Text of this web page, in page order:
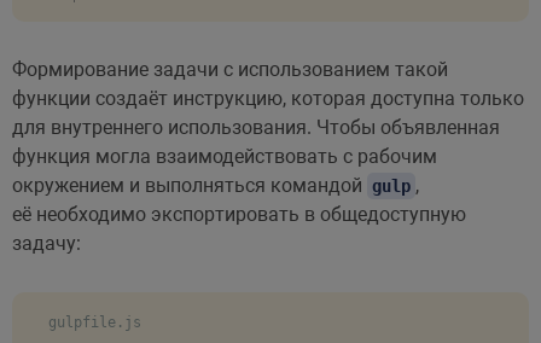
Формирование задачи с использованием такой
функции создаёт инструкцию, которая доступна только
для внутреннего использования. Чтобы объявленная
функция могла взаимодействовать с рабочим
окружением и выполняться командой gulp ,
её необходимо экспортировать в общедоступную
задачу:
gulpfile.js